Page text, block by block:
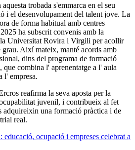
trobada s'emmarca en el seu
i el desenvolupament del talent jove. La
de forma habitual amb centres
ha subscrit convenis amb la
Universitat Rovira i Virgili per acollir
grau. Així mateix, manté acords amb
dins del programa de formació
combina l' aprenentatge a l' aula
l' empresa.
reafirma la seva aposta per la
juvenil, i contribueix al fet
adquireixin una formació pràctica i de
real.
ocupació i empreses celebrat a